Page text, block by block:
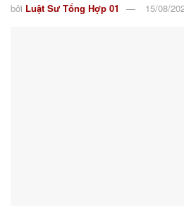
bởi Luật Sư Tổng Hợp 01 15/08/